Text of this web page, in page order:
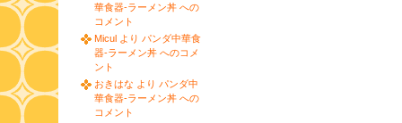
華食器-ラーメン丼 への
コメント
Micul より パンダ中華食
器-ラーメン丼 へのコメ
ント
おきはな より パンダ中
華食器-ラーメン丼 への
コメント